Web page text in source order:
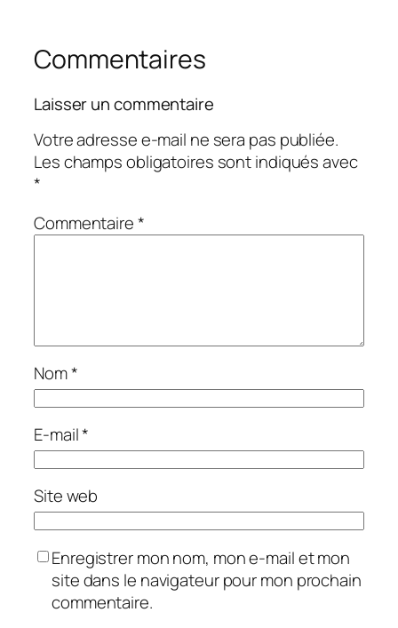
Commentaires
Laisser un commentaire
Votre adresse e-mail ne sera pas publiée.
Les champs obligatoires sont indiqués avec
*
Commentaire*
Nom*
E-mail*
Site web
Enregistrer mon nom, mon e-mail et mon
site dans le navigateur pour mon prochain
commentaire.